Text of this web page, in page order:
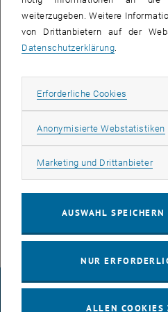
durchgeführt.
Minuten die Netzwerkverbindung.
Dies betrifft PCs, Telefone, Kameras
Bei Fragen oder bei Problemen im
sich bitte ausschließlich an die
Freigabeberechtigten Ihres
weiterzugeben. Weitere
von Drittanbietern auf der
Datenschutzerklärung
Erforderliche Cookies
Anonymisierte Webstatistiken
Marketing und Drittanbieter
AUSWAHL
NUR
ALLEN COOKIES